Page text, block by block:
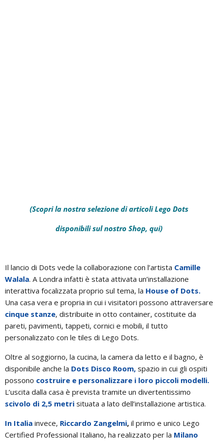
(Scopri la nostra selezione di articoli Lego Dots
disponibili sul nostro Shop, qui)
Il lancio di Dots vede la collaborazione con l’artista Camille
Walala. A Londra infatti è stata attivata un’installazione
interattiva focalizzata proprio sul tema, la House of Dots.
Una casa vera e propria in cui i visitatori possono attraversare
cinque stanze, distribuite in otto container, costituite da
pareti, pavimenti, tappeti, cornici e mobili, il tutto
personalizzato con le tiles di Lego Dots.
Oltre al soggiorno, la cucina, la camera da letto e il bagno, è
disponibile anche la Dots Disco Room, spazio in cui gli ospiti
possono costruire e personalizzare i loro piccoli modelli.
L’uscita dalla casa è prevista tramite un divertentissimo
scivolo di 2,5 metri situata a lato dell’installazione artistica.
In Italia invece, Riccardo Zangelmi, il primo e unico Lego
Certified Professional Italiano, ha realizzato per la Milano